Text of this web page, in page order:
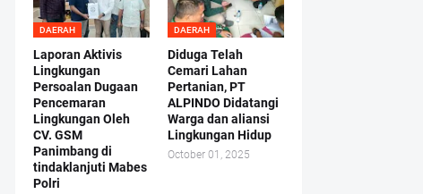
DAERAH
Laporan Aktivis
Lingkungan
Persoalan Dugaan
Pencemaran
Lingkungan Oleh
CV. GSM
Panimbang di
tindaklanjuti Mabes
Polri
DAERAH
Diduga Telah
Cemari Lahan
Pertanian, PT
ALPINDO Didatangi
Warga dan aliansi
Lingkungan Hidup
October 01, 2025